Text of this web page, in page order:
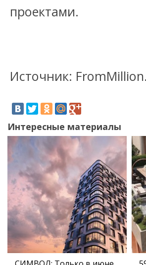
проектами.
Источник:
Интересные материалы